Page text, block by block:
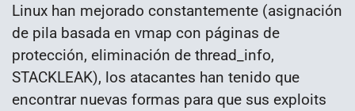
Linux han mejorado constantemente (asignación
de pila basada en vmap con páginas de
protección, eliminación de thread_info,
STACKLEAK), los atacantes han tenido que
encontrar nuevas formas para que sus exploits